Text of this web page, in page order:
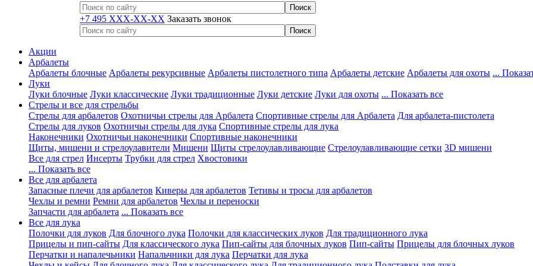
+7 495 XXX-XX-XX Заказать звонок
Акции
Арбалеты
Арбалеты блочные Арбалеты рекурсивные Арбалеты пистолетного типа Арбалеты детские Арбалеты для охоты ...
Луки
Луки блочные Луки классические Луки традиционные Луки детские Луки для охоты ... Показать все
Стрелы и все для стрельбы
Стрелы для арбалетов Охотничьи стрелы для Арбалета Спортивные стрелы для Арбалета Для арбалета-пистолета
Стрелы для луков Охотничьи стрелы для лука Спортивные стрелы для лука
Наконечники Охотничьи наконечники Спортивные наконечники
Щиты, мишени и стрелоулавители Мишени Щиты стрелоулавливающие Стрелоулавливающие сетки 3D мишени
Все для стрел Инсерты Трубки для стрел Хвостовики
... Показать все
Все для арбалета
Запасные плечи для арбалетов Киверы для арбалетов Тетивы и тросы для арбалетов
Чехлы и ремни Ремни для арбалетов Чехлы и переноски
Запчасти для арбалета ... Показать все
Все для лука
Полочки для луков Для блочного лука Полочки для классических луков Для традиционного лука
Прицелы и пип-сайты Для классического лука Пип-сайты для блочных луков Пип-сайты Прицелы для блочных луков
Перчатки и напалечьники Напальчники для лука Перчатки для лука